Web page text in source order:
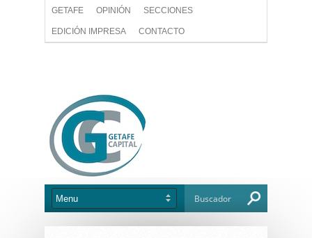
GETAFE OPINIÓN SECCIONES
EDICIÓN IMPRESA CONTACTO